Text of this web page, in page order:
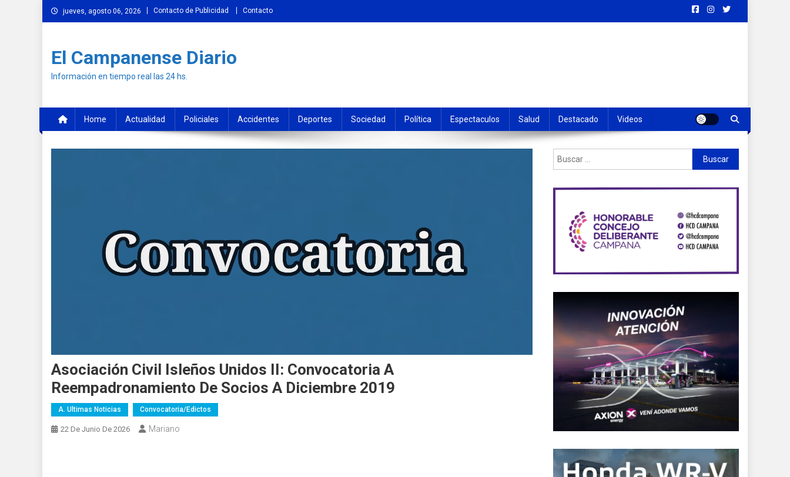
Skip
to
jueves, agosto 06, 2026 Contacto de Publicidad Contacto
El Campanense Diario
Información en tiempo real las 24 hs.
Home Actualidad Policiales Accidentes Deportes Sociedad Política Espectaculos Salud Destacado Videos
Asociación Civil Isleños Unidos II: Convocatoria A
Reempadronamiento De Socios A Diciembre 2019
A. Ultimas Noticias Convocatoria/edictos
22 De Junio De 2026 Mariano
Buscar: